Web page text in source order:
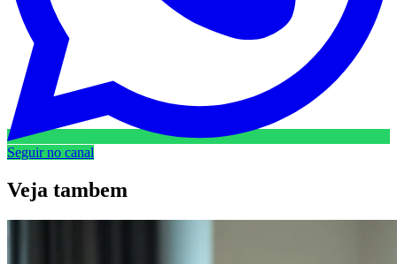
Seguir no canal
Veja tambem